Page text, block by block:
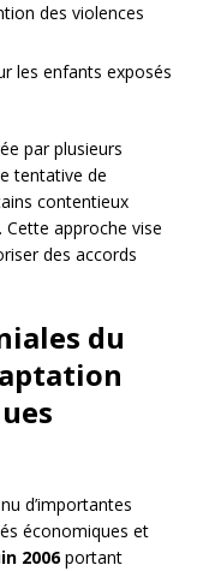
des violences
les enfants exposés
par plusieurs
tentative de
contentieux
Cette approche vise
des accords
du
d’importantes
économiques et
2006portant